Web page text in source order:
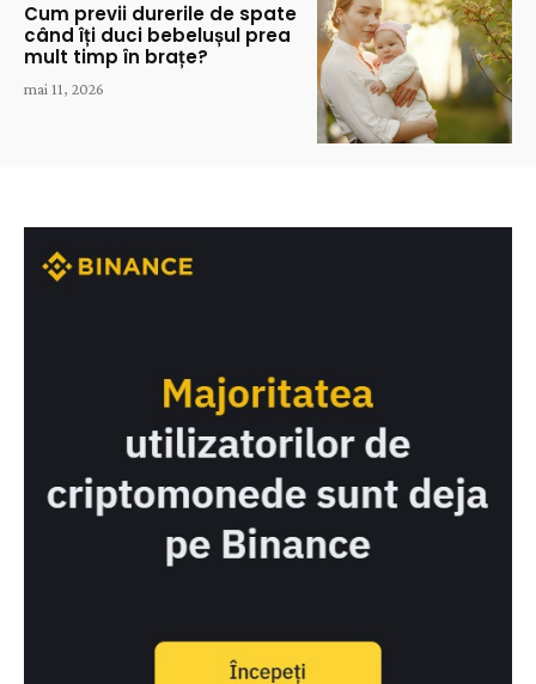
Cum previi durerile de spate
când îți duci bebelușul prea
mult timp în brațe?
mai 11, 2026